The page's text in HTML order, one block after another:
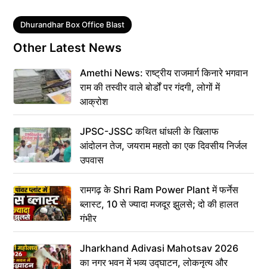
Tags
Dhurandhar Box Office Blast
Other Latest News
Amethi News: राष्ट्रीय राजमार्ग किनारे भगवान
राम की तस्वीर वाले बोर्डों पर गंदगी, लोगों में
आक्रोश
JPSC-JSSC कथित धांधली के खिलाफ
आंदोलन तेज, जयराम महतो का एक दिवसीय निर्जल
उपवास
रामगढ़ के Shri Ram Power Plant में फर्नेस
ब्लास्ट, 10 से ज्यादा मजदूर झुलसे; दो की हालत
गंभीर
Jharkhand Adivasi Mahotsav 2026
का नगर भवन में भव्य उद्घाटन, लोकनृत्य और